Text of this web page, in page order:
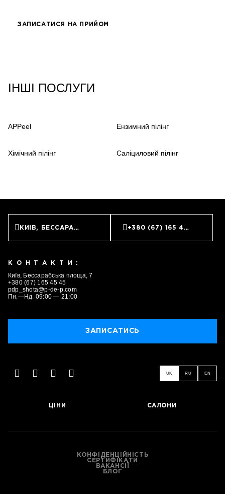
ЗАПИСАТИСЯ НА ПРИЙОМ
ІНШІ ПОСЛУГИ
APPeel Ензимний пілінг
Хімічний пілінг Саліциловий пілінг
КИЇВ, БЕССАРАБСЬКА ПЛОЩА, 7 +380 (67) 165 45 45
КОНТАКТИ:
Київ, Бессарабська площа, 7
+380 (67) 165 45 45
pdp_shota@p-de-p.com
Пн.—Нд. 09:00 — 21:00
ЗАПИСАТИСЬ
UK RU EN
ЦІНИ САЛОНИ
КОНФІДЕНЦІЙНІСТЬ
СЕРТИФІКАТИ
ВАКАНСІЇ
БЛОГ